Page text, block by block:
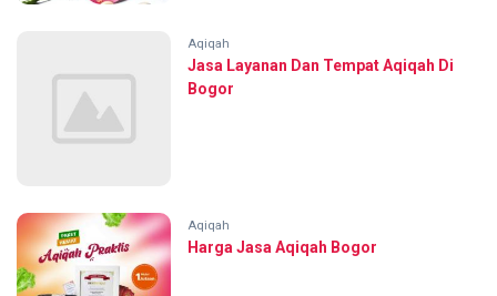
Aqiqah
Jasa Layanan Dan Tempat Aqiqah Di
Bogor
Aqiqah
Harga Jasa Aqiqah Bogor